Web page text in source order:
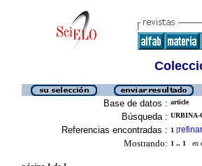
Base de datos : article
Búsqueda : URBINA-
Referencias encontradas : 1 [refinar
Mostrando: 1 .. 1 en